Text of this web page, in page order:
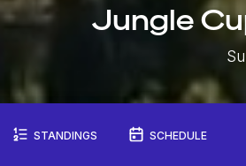
Jungle
STANDINGS SCHEDULE